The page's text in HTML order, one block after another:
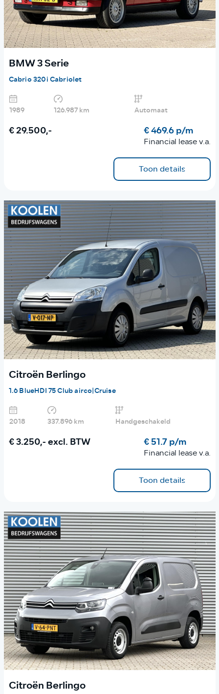
BMW 3 Serie
Cabrio 320i Cabriolet
1989 126.987 km Automaat
€ 29.500,- € 469.6 p/m
Financial lease v.a.
Toon details
Citroën Berlingo
1.6 BlueHDI 75 Club airco|Cruise
2018 337.896 km Handgeschakeld
€ 3.250,-excl. BTW € 51.7 p/m
Financial lease v.a.
Toon details
Citroën Berlingo